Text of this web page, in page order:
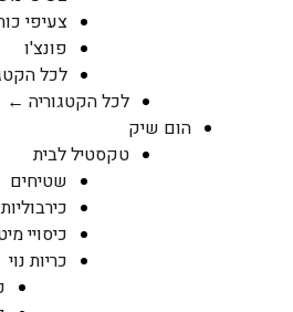
צעיפי
פונצ'ו
לכל
לכל הקטגוריה ←
הום שיק
טקסטיל לבית
שטיחים
כירבוליות
כיסויי
כריות נוי